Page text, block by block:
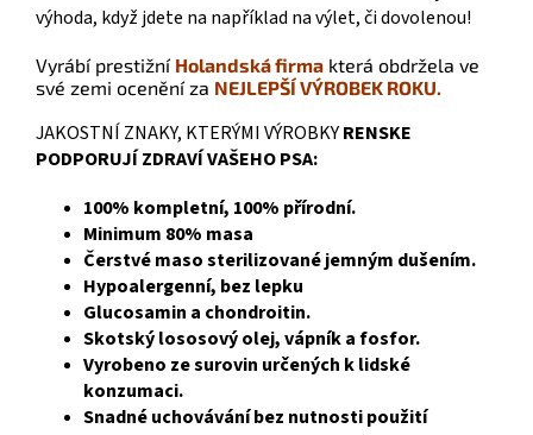
výhoda, když jdete na například na výlet, či dovolenou!
Vyrábí prestižní Holandská firma která obdržela ve
své zemi ocenění za NEJLEPŠÍ VÝROBEK ROKU.
JAKOSTNÍ ZNAKY, KTERÝMI VÝROBKYRENSKE
PODPORUJÍ ZDRAVÍ VAŠEHO PSA:
100% kompletní, 100% přírodní.
Minimum 80% masa
Čerstvé maso sterilizované jemným dušením.
Hypoalergenní, bez lepku
Glucosamin a chondroitin.
Skotský lososový olej, vápník a fosfor.
Vyrobeno ze surovin určených k lidské
konzumaci.
Snadné uchovávání bez nutnosti použití